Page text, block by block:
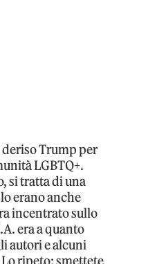
Trump per
LGBTQ+.
si tratta di una
erano anche
incentrato sullo
era a quanto
autori e alcuni